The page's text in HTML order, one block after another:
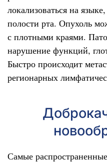
локализоваться на
полости рта. Опухоль
с плотными краями.
нарушение функций,
Быстро происходит
регионарных
Самые